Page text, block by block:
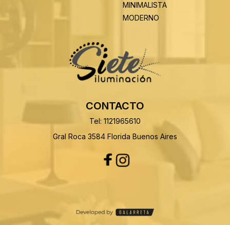
MINIMALISTA
MODERNO
CONTACTO
Tel: 1121965610
Gral Roca 3584 Florida Buenos Aires